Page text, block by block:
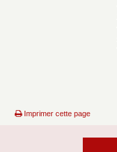
Imprimer cette page